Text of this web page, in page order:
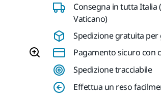
Consegna in tutta Italia
Vaticano)
Spedizione gratuita
Pagamento sicuro con
Spedizione tracciabile
Effettua un reso